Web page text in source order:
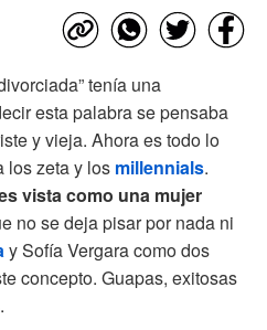
tenía una
esta palabra se pensaba
y vieja. Ahora es todo lo
los zeta y los millennials.
vista como una mujer
no se deja pisar por nada ni
y Sofía Vergara como dos
concepto. Guapas, exitosas